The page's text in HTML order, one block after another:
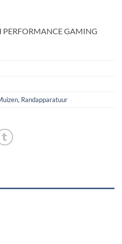
PERFORMANCE GAMING
, Randapparatuur